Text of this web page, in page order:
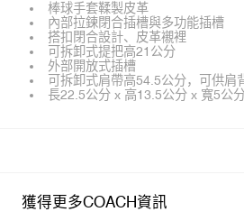
棒球手套鞣製皮革
內部拉鍊閉合插槽與多功能插槽
搭扣閉合設計、皮革襯裡
可拆卸式提把高21公分
外部開放式插槽
可拆卸式肩帶高54.5公分，可供肩
長22.5公分 x 高13.5公分 x 寬5公
獲得更多COACH資訊